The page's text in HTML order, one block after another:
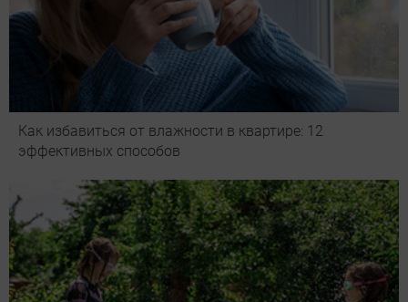
Как избавиться от влажности в квартире: 12
эффективных способов